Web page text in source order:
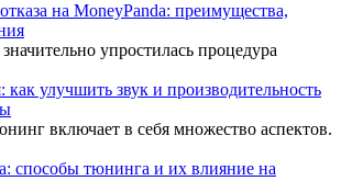
на MoneyPanda: преимущества,
упростилась процедура
улучшить звук и производительность
включает в себя множество аспектов.
способы тюнинга и их влияние на